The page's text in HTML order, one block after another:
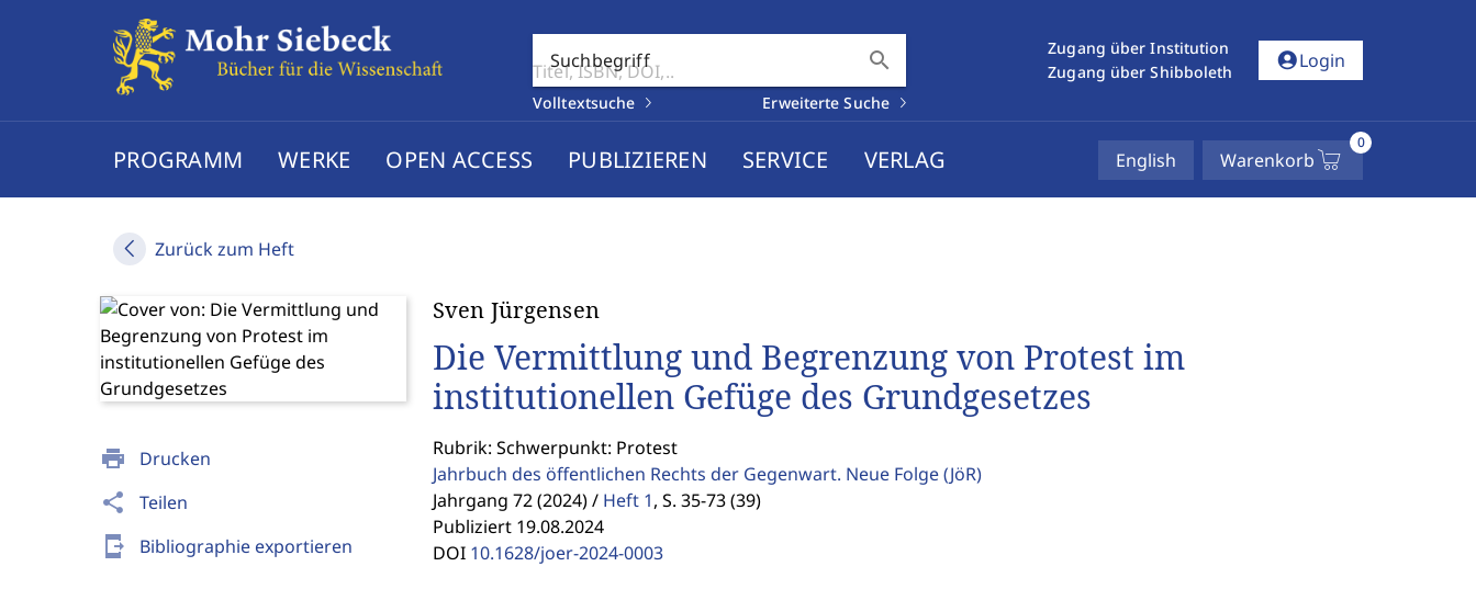
Suchbegriff search
Volltextsuche Erweiterte Suche
Zugang über Institution
Zugang über Shibboleth
account_circleLogin
PROGRAMM WERKE OPEN ACCESS PUBLIZIEREN SERVICE VERLAG English Warenkorb
0
Zurück zum Heft
print Drucken
share Teilen
send_to_mobile Bibliographie exportieren
Sven Jürgensen
Die Vermittlung und Begrenzung von Protest im
institutionellen Gefüge des Grundgesetzes
Rubrik: Schwerpunkt: Protest
Jahrbuch des öffentlichen Rechts der Gegenwart. Neue Folge(JöR)
Jahrgang 72 (2024) / Heft 1, S. 35-73 (39)
Publiziert 19.08.2024
DOI 10.1628/joer-2024-0003